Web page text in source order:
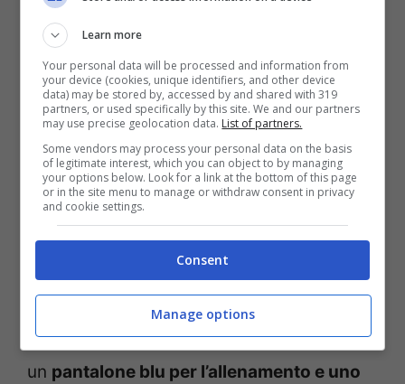
Non è stato da meno proprio Marquez, che
nel format video di
cui il pilota del Repsol Honda Team non
può fare a meno” ha raccontato un po’ vizi,
riti e ossessioni che si porta dietro. Tra le
prime curiosità ha confessato che indossa
un pantalone blu per l’allenamento e uno
Learn more
Your personal data will be processed and information from
your device (cookies, unique identifiers, and other device
data) may be stored by, accessed by and shared with 319
partners, or used specifically by this site. We and our partners
may use precise geolocation data. List of partners.
Some vendors may process your personal data on the basis
of legitimate interest, which you can object to by managing
your options below. Look for a link at the bottom of this page
or in the site menu to manage or withdraw consent in privacy
and cookie settings.
Consent
Manage options